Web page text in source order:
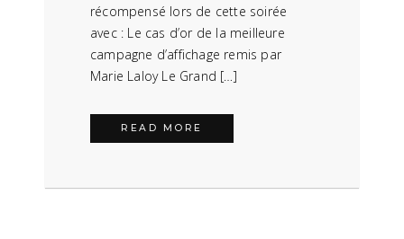
récompensé lors de cette soirée
avec : Le cas d’or de la meilleure
campagne d’affichage remis par
Marie Laloy Le Grand […]
READ MORE